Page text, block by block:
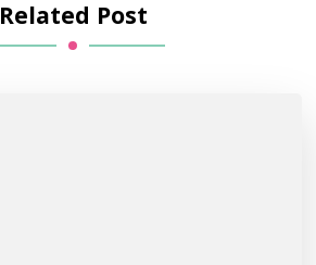
Related Post